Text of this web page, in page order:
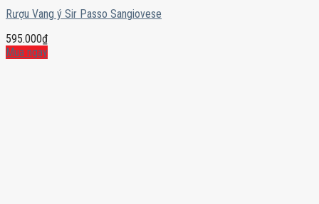
Rượu Vang ý Sir Passo Sangiovese
595.000₫
Mua ngay